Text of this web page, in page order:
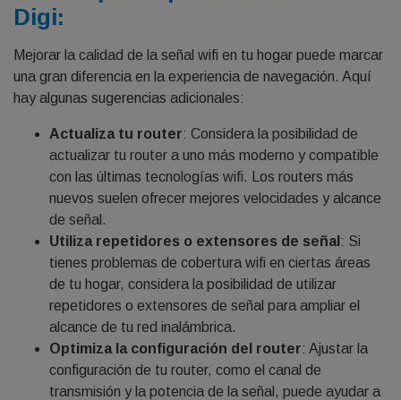
Digi:
Mejorar la calidad de la señal wifi en tu hogar puede marcar
una gran diferencia en la experiencia de navegación. Aquí
hay algunas sugerencias adicionales:
Actualiza tu router: Considera la posibilidad de
actualizar tu router a uno más moderno y compatible
con las últimas tecnologías wifi. Los routers más
nuevos suelen ofrecer mejores velocidades y alcance
de señal.
Utiliza repetidores o extensores de señal : Si
tienes problemas de cobertura wifi en ciertas áreas
de tu hogar, considera la posibilidad de utilizar
repetidores o extensores de señal para ampliar el
alcance de tu red inalámbrica.
Optimiza la configuración del router: Ajustar la
configuración de tu router, como el canal de
transmisión y la potencia de la señal, puede ayudar a